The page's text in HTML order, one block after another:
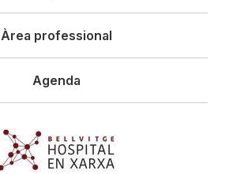
Àrea professional
Agenda